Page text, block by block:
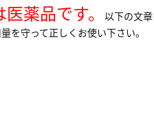
薬品です。
以下の文
を守って正しくお使い下さい。